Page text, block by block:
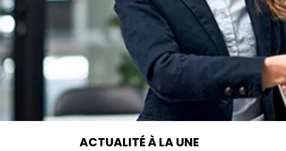
ACTUALITÉ À LA UNE